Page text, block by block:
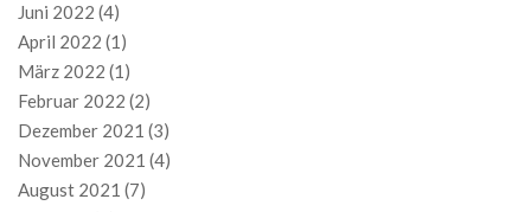
Juni 2022 (4)
April 2022 (1)
März 2022 (1)
Februar 2022 (2)
Dezember 2021 (3)
November 2021 (4)
August 2021 (7)